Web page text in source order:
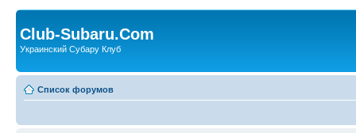
Club-Subaru.Com
Украинский Субару Клуб
Список форумов